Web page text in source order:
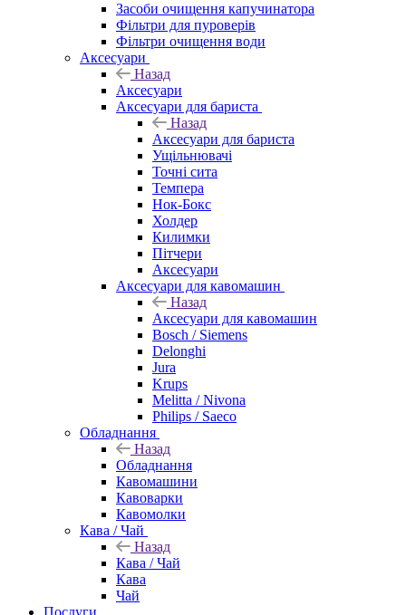
Засоби очищення капучинатора
Фільтри для пуроверів
Фільтри очищення води
Аксесуари
Назад
Аксесуари
Аксесуари для бариста
Назад
Аксесуари для бариста
Ущільнювачі
Точні сита
Темпера
Нок-Бокс
Холдер
Килимки
Пітчери
Аксесуари
Аксесуари для кавомашин
Назад
Аксесуари для кавомашин
Bosch / Siemens
Delonghi
Jura
Krups
Melitta / Nivona
Philips / Saeco
Обладнання
Назад
Обладнання
Кавомашини
Кавоварки
Кавомолки
Кава / Чай
Назад
Кава / Чай
Кава
Чай
Послуги